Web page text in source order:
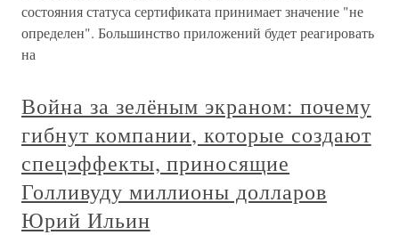
состояния статуса сертификата принимает значение "не
определен". Большинство приложений будет реагировать
на
Война за зелёным экраном: почему
гибнут компании, которые создают
спецэффекты, приносящие
Голливуду миллионы долларов
Юрий Ильин